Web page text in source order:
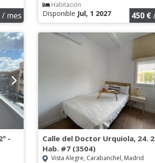
/ mes
Habitación
Disponible Jul, 1 2027 450 €
-
Calle del Doctor Urquiola, 24.
Hab. #7 (3504)
Vista Alegre, Carabanchel, Madrid